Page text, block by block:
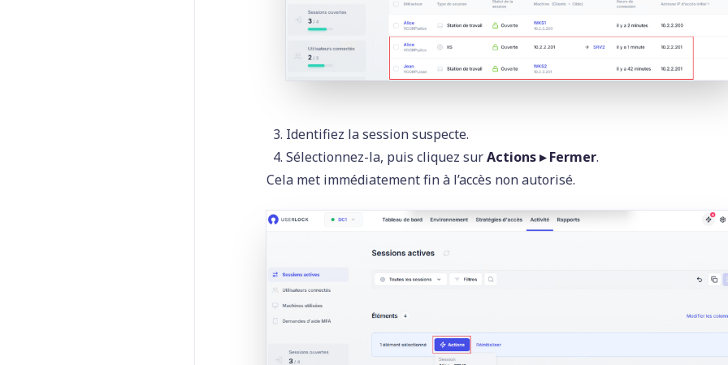
Identifiez la session suspecte.
Sélectionnez-la, puis cliquez surActions ▸ Fermer.
Cela met immédiatement fin à l’accès non autorisé.